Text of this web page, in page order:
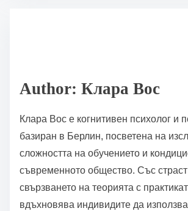
p
s
t
o
n
:
t
i
m
Author: Клара Вос
Клара Вос е когнитивен психолог и
базиран в Берлин, посветена на
сложността на обучението и
съвременното общество. Със
свързването на теорията с
вдъхновява индивидите да